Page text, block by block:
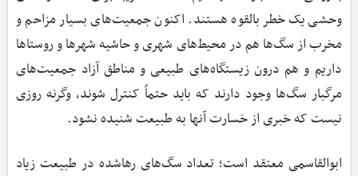
وحشی یک خطر بالقوه هستند. اکنون جمعیت‌های بسیار مزاحم و
مخرب از سگ‌ها هم در محیط‌های شهری و حاشیه شهرها و روستاها
داریم و هم درون زیستگاه‌های طبیعی و مناطق آزاد جمعیت‌های
مرگبار سگ‌ها وجود دارند که باید حتماً کنترل شوند، وگرنه روزی
نیست که خبری از خسارت آنها به طبیعت شنیده نشود.
ابوالقاسمی معتقد است؛ تعداد سگ‌های رهاشده در طبیعت زیاد